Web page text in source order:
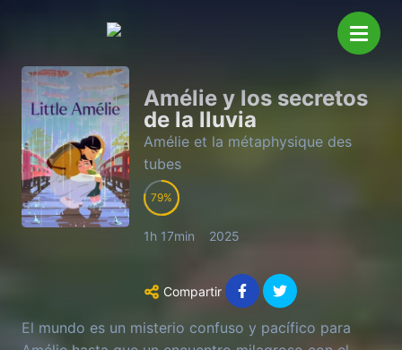
Amélie y los secretos
de la lluvia
Amélie et la métaphysique des
tubes
79
1h 17min 2025
Compartir
El mundo es un misterio confuso y pacífico para